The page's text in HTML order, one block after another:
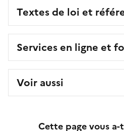
Textes de loi et
Services en ligne et
Voir aussi
Cette page vous